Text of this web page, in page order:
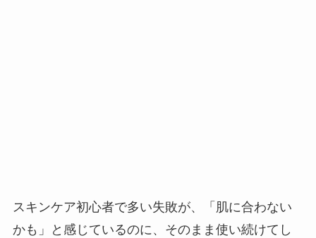
スキンケア初心者で多い失敗が、「肌に合わない
かも」と感じているのに、そのまま使い続けてし